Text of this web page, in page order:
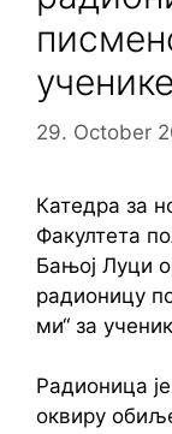
ученике
29. October
Катедра за
Факултета
Бањој Луци
радионицу
ми“ за
Радионица
оквиру